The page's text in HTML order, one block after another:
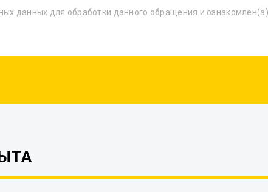
данных для обработки данного обращения и